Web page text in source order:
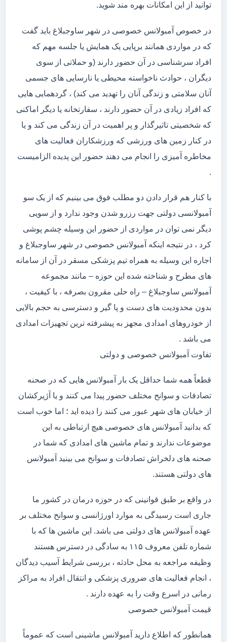
توانید از این امکانات بهره مند شوید.
در خصوص آمبولانس خصوصی در شهر ساوجبلاغ باید گفت
که در مواردی همانند برپایی یک همایش یا جلسه مهم که
افراد سرشناسی در آن حضور دارند (و حملاتی از سوی
دیگران ، حوادث ناخواسته محیطی یا نارسایی های جسمی
آنان سلامتی و زندگی آنان را تهدید می کند) ، گردهمایی هایی
که افراد زیادی در آن حضور دارند ، سفارتخانه یا دیگر اماکنی
که شخصیتی تاثیرگذار و پر اهمیت در آن زندگی می کند و یا
در کنار زمین های ورزشی که ورزشکاران فعالیت های
مخاطره آمیزی را انجام می دهند حضور این پدیده الزامیست
.
با کنار هم قرار دادن دو مطلب فوق می بینیم که از یک سو
آمبولانسی دولتی جهت رزرو شدن وجود ندارد و از سویی
دیگر نمی توان در مواردی از حضور این وسیله چشم پوشی
کرد ، در نتیجه اینکه آمبولانس خصوصی در شهر ساوجبلاغ و
اجاره این وسیله به همراه تیم پزشکی مسقر در آن از سامانه
های مطرح و شناخته شده این حوزه – مانند مجموعه
آمبولانس ساوجبلاغ – راه حلی مقرون بصرفه ، با کیفیت ،
بدون محدودیت های دست و پا گیر و دسترسی به حجم بالایی
از خودروهای امدادی مجهز به پیشرفته ترین تجهیزات امدادی
می باشد .
تفاوت آمبولانس خصوصی و دولتی
قطعاً همه شما حداقل یک بار آمبولانس هایی که در صحنه
تصادفات و سوانح مختلف حضور پیدا می کنند و یا آژیرکشان
از خیابان های شهر عبور می کنند را دیده اید ؛ اما خوب است
که بدانید آمبولانس های خصوصی هیچ ارتباطی به این
موضوعات ندارند و تمام ماشین های امدادی که شما در
صحنه های دلخراش تصادفات و سوانح می بینید آمبولانس
های دولتی هستند.
در واقع بر طبق قوانینی که در حوزه درمان در کشور ما
جاری است رسیدگی به موارد اورژانسی و سوانح مختلف بر
عهده آمبولانس های دولتی می باشد. این ماشین ها که با
شماره تلفن معروف ۱۱۵ به سادگی در دسترس هستند
وظیفه مراجعه به محل حادثه ، بررسی شرایط آسیب دیدگان
، انجام فعالیت های ضروری پزشکی و انتقال افراد به مراکز
رمانی در اسرع وقت را به عهده دارند .
قیمت آمبولانس خصوصی
همانطور که اطلاع دارید آمبولانس ماشینی است که عموماً